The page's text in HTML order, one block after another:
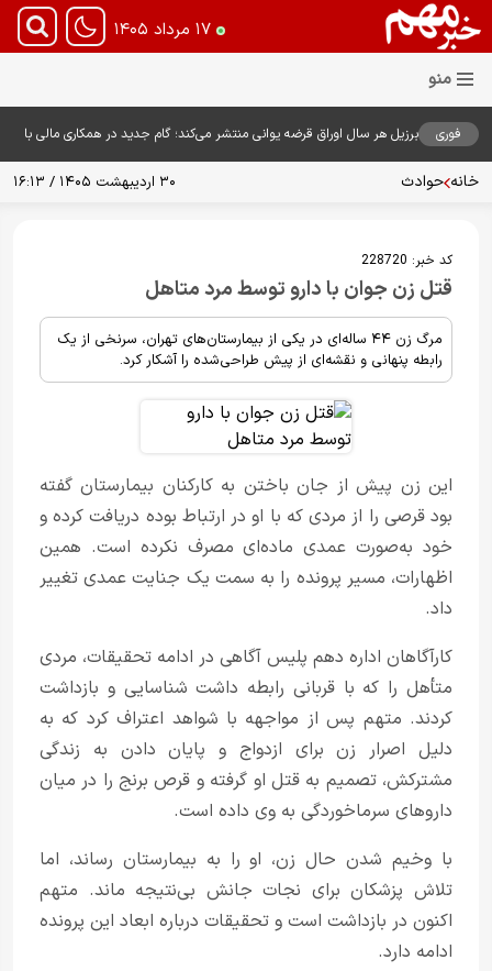
۱۷ مرداد ۱۴۰۵
فوری
برزیل هر سال اوراق قرضه یوانی منتشر می‌کند؛ گام جدید در همکاری مالی با
خانه حوادث ۳۰ اردیبهشت ۱۴۰۵ / ۱۶:۱۳
کد خبر: 228720
قتل زن جوان با دارو توسط مرد متاهل
مرگ زن ۴۴ ساله‌ای در یکی از بیمارستان‌های تهران، سرنخی از یک
رابطه پنهانی و نقشه‌ای از پیش طراحی‌شده را آشکار کرد.
این زن پیش از جان باختن به کارکنان بیمارستان گفته
بود قرصی را از مردی که با او در ارتباط بوده دریافت کرده و
خود به‌صورت عمدی ماده‌ای مصرف نکرده است. همین
اظهارات، مسیر پرونده را به سمت یک جنایت عمدی تغییر
داد.
کارآگاهان اداره دهم پلیس آگاهی در ادامه تحقیقات، مردی
متأهل را که با قربانی رابطه داشت شناسایی و بازداشت
کردند. متهم پس از مواجهه با شواهد اعتراف کرد که به
دلیل اصرار زن برای ازدواج و پایان دادن به زندگی
مشترکش، تصمیم به قتل او گرفته و قرص برنج را در میان
داروهای سرماخوردگی به وی داده است.
با وخیم شدن حال زن، او را به بیمارستان رساند، اما
تلاش پزشکان برای نجات جانش بی‌نتیجه ماند. متهم
اکنون در بازداشت است و تحقیقات درباره ابعاد این پرونده
ادامه دارد.